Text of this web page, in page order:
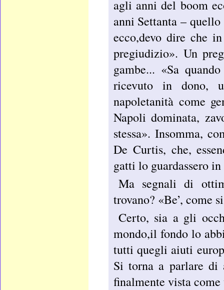
agli anni del boom
anni Settanta –
ecco,devo dire che
pregiudizio». Un
gambe... «Sa
ricevuto in dono,
napoletanità come
Napoli dominata,
stessa». Insomma,
De Curtis, che,
gatti lo guardassero in
Ma segnali di
trovano? «Be’, come
Certo, sia a gli
mondo,il fondo lo
tutti quegli aiuti
Si torna a parlare
finalmente vista come